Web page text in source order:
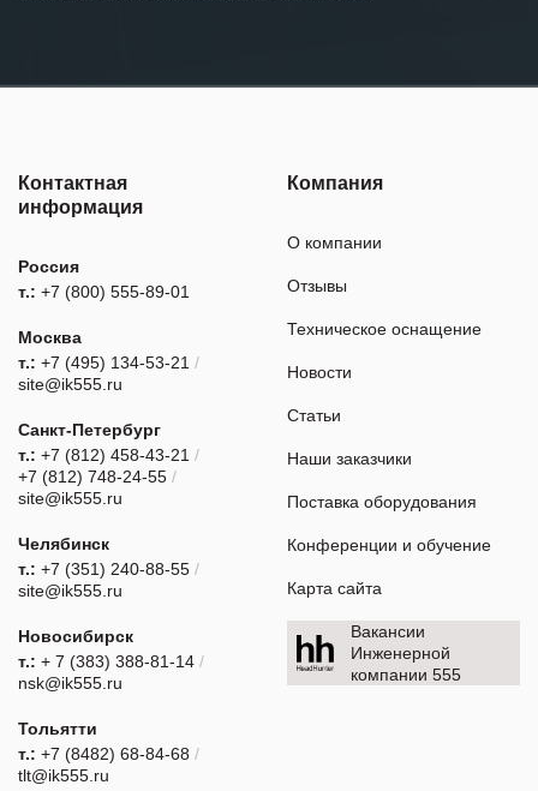
Контактная
информация
Россия
т.: +7 (800) 555-89-01
Москва
т.: +7 (495) 134-53-21 /
site@ik555.ru
Санкт-Петербург
т.: +7 (812) 458-43-21 /
+7 (812) 748-24-55 /
site@ik555.ru
Челябинск
т.: +7 (351) 240-88-55 /
site@ik555.ru
Новосибирск
т.: + 7 (383) 388-81-14 /
nsk@ik555.ru
Тольятти
т.: +7 (8482) 68-84-68 /
tlt@ik555.ru
Компания
О компании
Отзывы
Техническое оснащение
Новости
Статьи
Наши заказчики
Поставка оборудования
Конференции и обучение
Карта сайта
Вакансии
Инженерной
компании 555